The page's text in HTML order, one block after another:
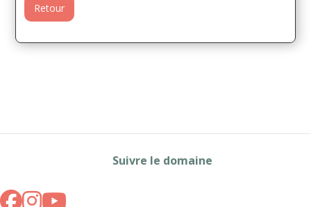
Retour
Suivre le domaine